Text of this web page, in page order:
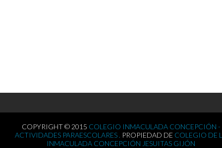
COPYRIGHT © 2015 COLEGIO INMACULADA CONCEPCIÓN -
ACTIVIDADES PARAESCOLARES . PROPIEDAD DE COLEGIO DE
INMACULADA CONCEPCIÓN JESUITAS GIJÓN